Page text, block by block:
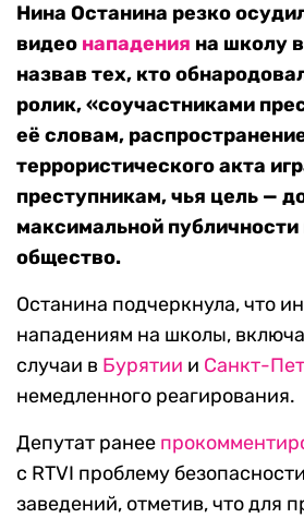
Нина Останина резко
видео нападения на школу
назвав тех, кто
ролик, «соучастниками
её словам,
террористического акта
преступникам, чья цель —
максимальной публичности
общество.
Останина подчеркнула, что
нападениям на школы,
случаи в Бурятии и Санкт-
немедленного реагирования.
Депутат ранее
с RTVI проблему
заведений, отметив, что для